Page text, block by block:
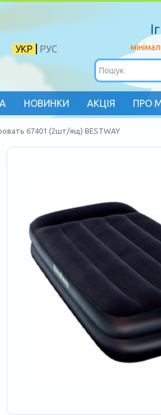
РУС
УКР
НОВИНКИ АКЦІЯ ПРО
67401 (2шт/ящ) BESTWAY